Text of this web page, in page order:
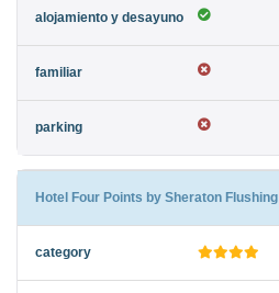
Hotel Four Points by Sheraton Flushing